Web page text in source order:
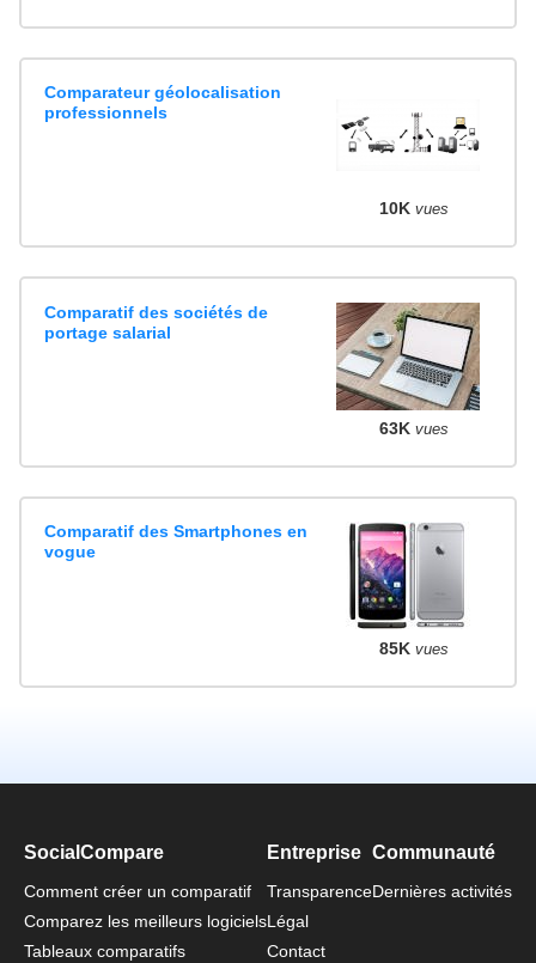
Comparateur géolocalisation
professionnels
10K vues
Comparatif des sociétés de
portage salarial
63K vues
Comparatif des Smartphones en
vogue
85K vues
SocialCompare
Comment créer un comparatif
Comparez les meilleurs logiciels
Tableaux comparatifs
Entreprise
Transparence
Légal
Contact
Communauté
Dernières activités